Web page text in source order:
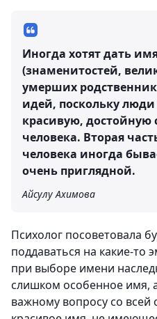
Иногда хотят дать
(знаменитостей,
умерших
идей, поскольку люди
красивую, достойную
человека. Вторая
человека иногда
очень приглядной.
Айсулу Ахимова
Психолог посоветовала
поддаваться на какие-
при выборе имени
слишком особенное имя,
важному вопросу со всей